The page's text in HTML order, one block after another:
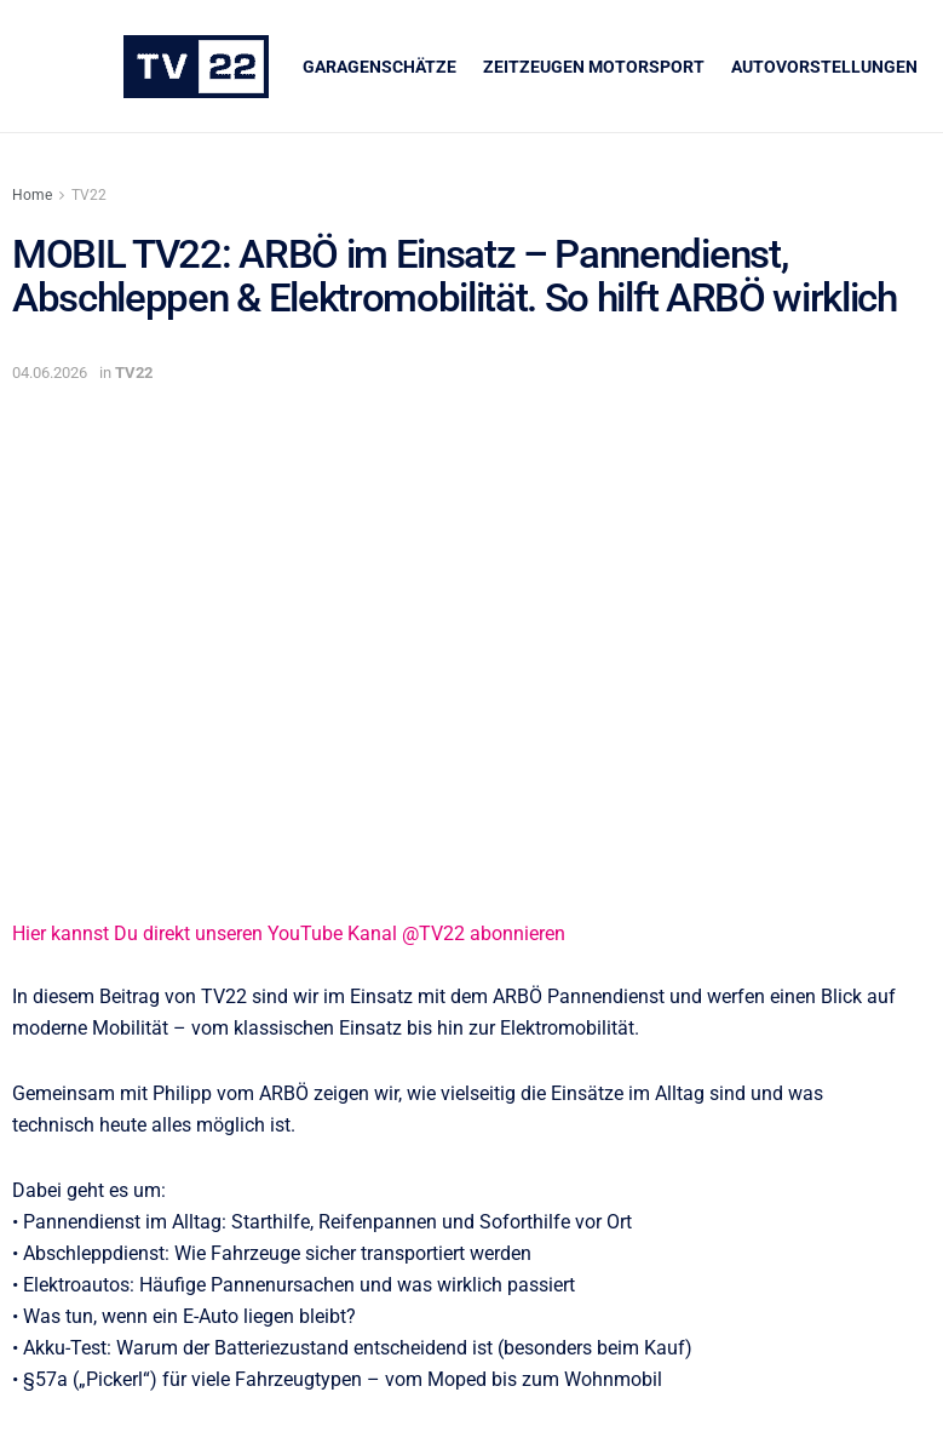
GARAGENSCHÄTZE ZEITZEUGEN MOTORSPORT AUTOVORSTELLUNGEN
Home TV22
MOBIL TV22: ARBÖ im Einsatz – Pannendienst,
Abschleppen & Elektromobilität. So hilft ARBÖ wirklich
04.06.2026 in TV22
Hier kannst Du direkt unseren YouTube Kanal @TV22 abonnieren
In diesem Beitrag von TV22 sind wir im Einsatz mit dem ARBÖ Pannendienst und werfen einen Blick auf
moderne Mobilität – vom klassischen Einsatz bis hin zur Elektromobilität.
Gemeinsam mit Philipp vom ARBÖ zeigen wir, wie vielseitig die Einsätze im Alltag sind und was
technisch heute alles möglich ist.
Dabei geht es um:
• Pannendienst im Alltag: Starthilfe, Reifenpannen und Soforthilfe vor Ort
• Abschleppdienst: Wie Fahrzeuge sicher transportiert werden
• Elektroautos: Häufige Pannenursachen und was wirklich passiert
• Was tun, wenn ein E-Auto liegen bleibt?
• Akku-Test: Warum der Batteriezustand entscheidend ist (besonders beim Kauf)
• §57a („Pickerl“) für viele Fahrzeugtypen – vom Moped bis zum Wohnmobil